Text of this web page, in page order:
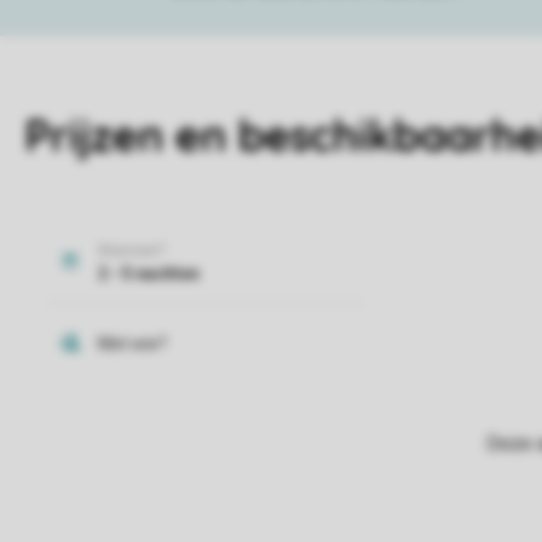
Prijzen en